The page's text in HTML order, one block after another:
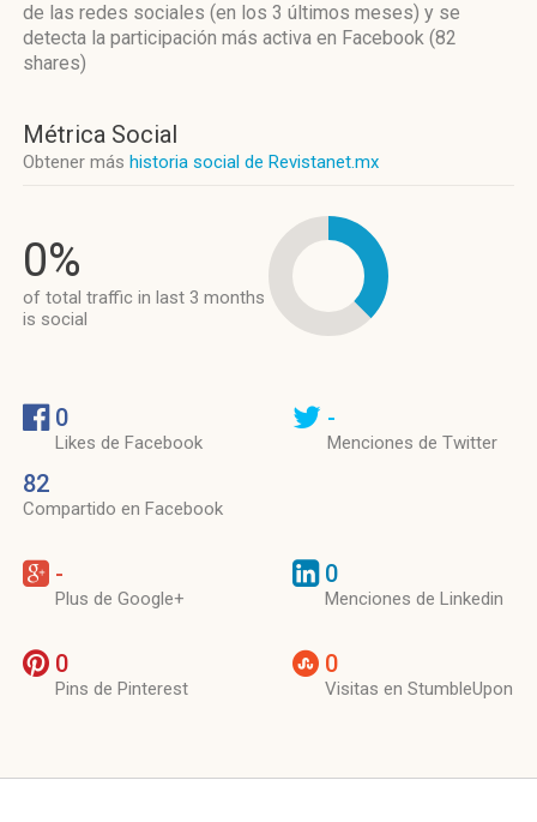
de las redes sociales (en los 3 últimos meses) y se
detecta la participación más activa en Facebook (82
shares)
Métrica Social
Obtener más historia social de Revistanet.mx
0%
of total traffic in last 3 months
is social
0
Likes de Facebook
82
Compartido en Facebook
-
Menciones de Twitter
-
Plus de Google+
0
Menciones de Linkedin
0
Pins de Pinterest
0
Visitas en StumbleUpon